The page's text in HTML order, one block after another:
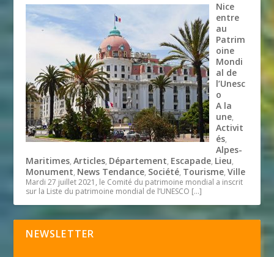
Nice
entre
au
Patrim
oine
Mondi
al de
l’Unesc
o
A la
une,
Activit
és,
Alpes-
Maritimes,Articles, Département, Escapade, Lieu,
Monument, News Tendance, Société, Tourisme,Ville
Mardi 27 juillet 2021, le Comité du patrimoine mondial a inscrit
sur la Liste du patrimoine mondial de l’UNESCO […]
NEWSLETTER